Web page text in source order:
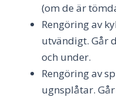
(om de är
Rengöring av
utvändigt. Går
och under.
Rengöring av
ugnsplåtar.